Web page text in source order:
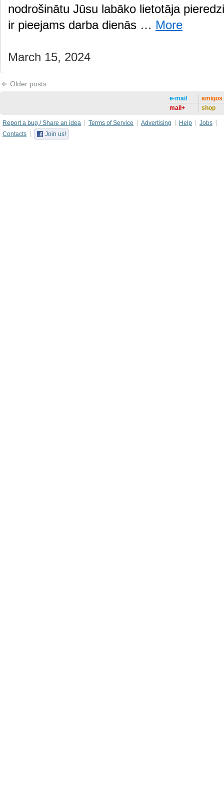
nodrošinātu Jūsu labāko lietotāja
ir pieejams darba dienās … More
March 15, 2024
Older posts
e-mail
mail+
amigos
shop
Report a bug / Share an idea Terms of Service Advertising Help
Jobs
Contacts
Join us!